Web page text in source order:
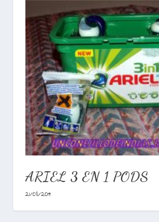
ARIEL 3 EN 1 PODS
21/08/2014